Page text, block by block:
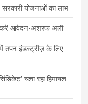
योजनाओं का लाभ
करें आवेदन-अशरफ अली
में तपन इंडस्ट्रीज़ के लिए
चला रहा हिमाचल: